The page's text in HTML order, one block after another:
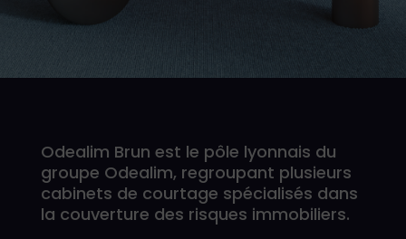
Odealim Brun est le pôle lyonnais du
groupe Odealim, regroupant plusieurs
cabinets de courtage spécialisés dans
la couverture des risques immobiliers.